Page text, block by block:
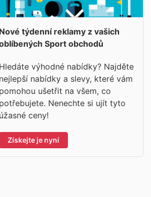
Nové týdenní reklamy z vašich
Sport obchodů
Hledáte výhodné nabídky? Najděte
nejlepší nabídky a slevy, které vám
pomohou ušetřit na všem, co
potřebujete. Nenechte si ujít tyto
úžasné ceny!
Získejte je nyní